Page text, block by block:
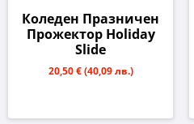
Коледен Празничен
Прожектор Holiday
Slide
20,50 €(40,09 лв.)